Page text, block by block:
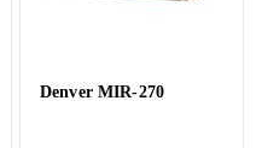
Denver MIR-270